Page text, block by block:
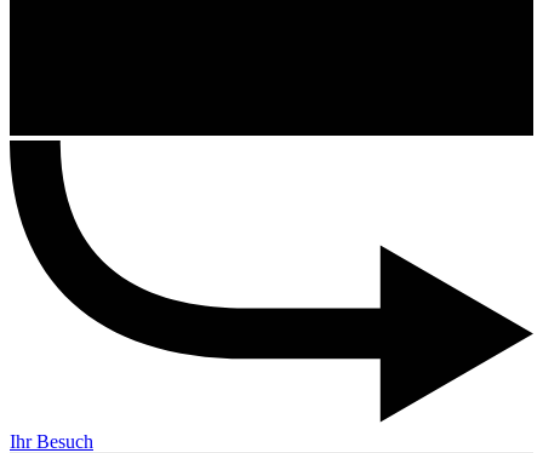
Ihr Besuch